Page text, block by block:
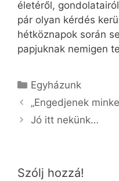
életéről,
pár olyan kérdés
hétköznapok során
papjuknak nemigen
Kategória
Egyházunk
„Engedjenek
Jó itt nekünk…
Szólj hozzá!